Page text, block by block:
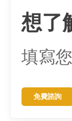
想了
填寫
免費諮詢